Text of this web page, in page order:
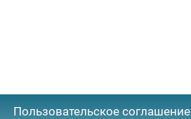
​Пользовательское соглашение